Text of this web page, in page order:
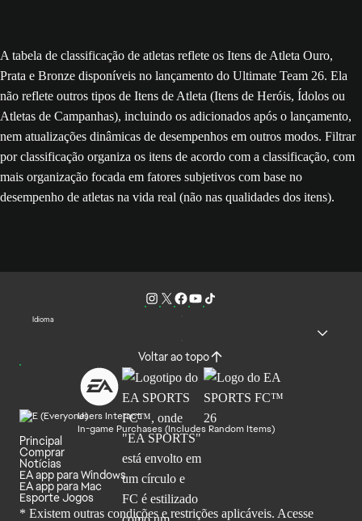
A tabela de classificação de atletas reflete os Itens de Atleta Ouro,
Prata e Bronze disponíveis no lançamento do Ultimate Team 26. Ela
não reflete outros tipos de Itens de Atleta (Itens de Heróis, Ídolos ou
Atletas de Campanhas), incluindo os adicionados após o lançamento,
nem atualizações dinâmicas de desempenhos em outros modos. Filtrar
por classificação organiza os itens de acordo com a classificação, com
mais organização focada em fatores subjetivos com base no
desempenho de atletas na vida real (não nas qualidades dos itens).
Idioma
Voltar ao topo
Users Interact
In-game Purchases (Includes Random Items)
Principal
Comprar
Notícias
EA app para Windows
EA app para Mac
Esporte Jogos
* Existem outras condições e restrições aplicáveis. Acesse